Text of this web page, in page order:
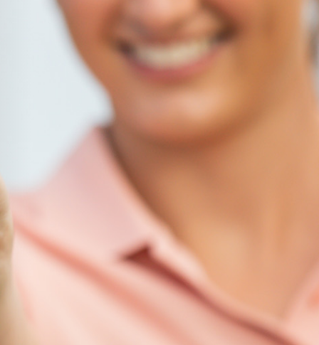
LOFT & LIE CHECK
GAME FITTING EXPERIENCE
DEMODAGAR